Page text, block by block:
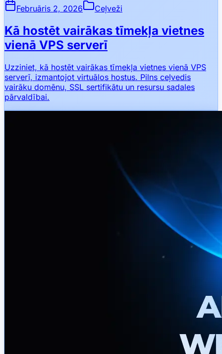
Februāris 2, 2026 Ceļveži
Kā hostēt vairākas tīmekļa vietnes
vienā VPS serverī
Uzziniet, kā hostēt vairākas tīmekļa vietnes vienā VPS
serverī, izmantojot virtuālos hostus. Pilns ceļvedis
vairāku domēnu, SSL sertifikātu un resursu sadales
pārvaldībai.